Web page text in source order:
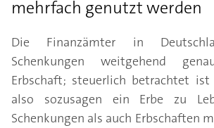
mehrfach genutzt werden
Die Finanzämter in
Schenkungen weitgehend
Erbschaft; steuerlich betrachtet ist
also sozusagen ein Erbe zu
Schenkungen als auch Erbschaften